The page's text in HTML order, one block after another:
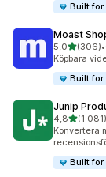
Built for
Moast
5,0av 5(306)
306 •
Köpbara
Built for
Junip
4,8av 5(1 081)
1081
Konvertera
Built for